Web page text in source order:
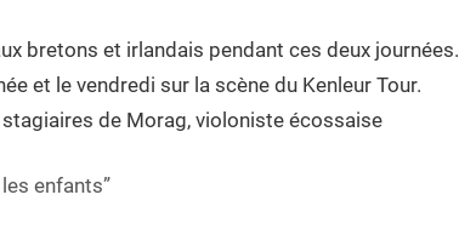
bretons et irlandais pendant ces deux journées.
et le vendredi sur la scène du Kenleur Tour.
de Morag, violoniste écossaise
enfants”